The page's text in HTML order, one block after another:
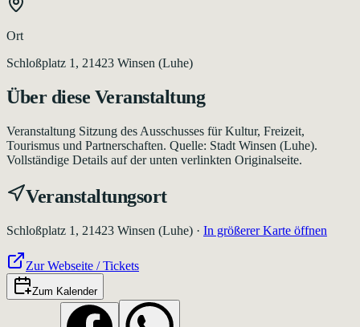
Ort
Schloßplatz 1, 21423 Winsen (Luhe)
Über diese Veranstaltung
Veranstaltung Sitzung des Ausschusses für Kultur, Freizeit,
Tourismus und Partnerschaften. Quelle: Stadt Winsen (Luhe).
Vollständige Details auf der unten verlinkten Originalseite.
Veranstaltungsort
Schloßplatz 1, 21423 Winsen (Luhe) · In größerer Karte öffnen
Zur Webseite / Tickets
Zum Kalender